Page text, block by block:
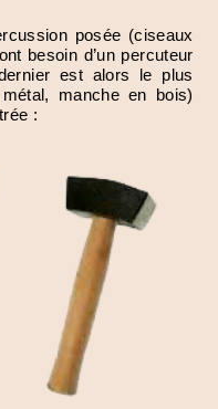
posée (ciseaux
besoin d’un percuteur
est alors le plus
manche en bois)
: